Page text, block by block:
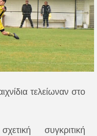
τελείωναν στο
συγκριτική